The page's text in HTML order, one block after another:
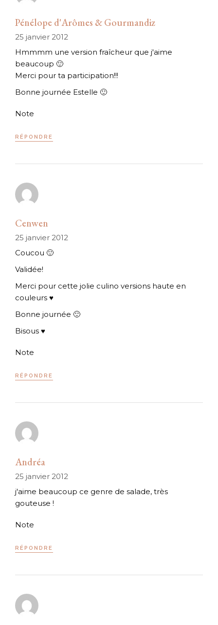
Pénélope d'Arômes & Gourmandiz
25 janvier 2012
Hmmmm une version fraîcheur que j'aime
beaucoup 🙂
Merci pour ta participation!!!
Bonne journée Estelle 🙂
Note
RÉPONDRE
Cenwen
25 janvier 2012
Coucou 🙂
Validée!
Merci pour cette jolie culino versions haute en
couleurs ♥
Bonne journée 🙂
Bisous ♥
Note
RÉPONDRE
Andréa
25 janvier 2012
j'aime beaucoup ce genre de salade, très
gouteuse !
Note
RÉPONDRE